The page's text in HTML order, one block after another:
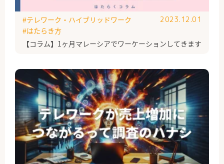
【コラム】1ヶ月マレーシアでワーケーションしてきます
#テレワーク・ハイブリッドワーク
#はたらき方
2023.12.01